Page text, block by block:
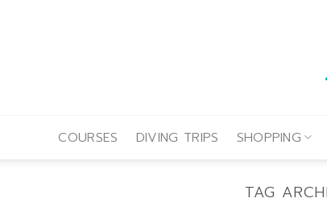
COURSES DIVING TRIPS SHOPPING
TAG